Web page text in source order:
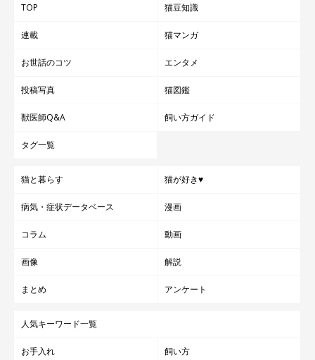
TOP 猫豆知識
連載 猫マンガ
お世話のコツ エンタメ
投稿写真 猫図鑑
獣医師Q&A 飼い方ガイド
タグ一覧
猫と暮らす 猫が好き♥
病気・症状データベース 漫画
コラム 動画
画像 解説
まとめ アンケート
人気キーワード一覧
お手入れ 飼い方